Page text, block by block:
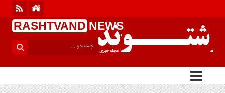
RASHTVAND NEWS
.ir
منوی
بالا
آخرین
روز